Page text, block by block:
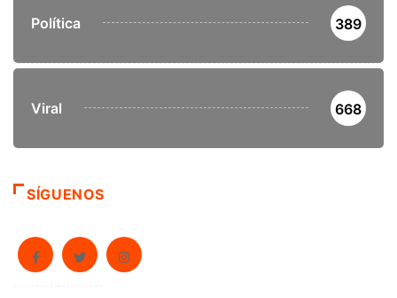
Política 389
Viral 668
SÍGUENOS